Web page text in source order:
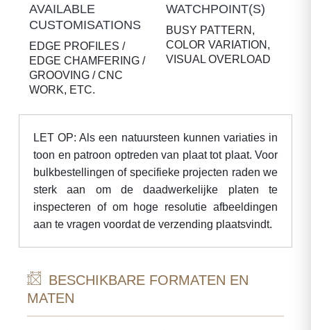
AVAILABLE
CUSTOMISATIONS
EDGE PROFILES /
EDGE CHAMFERING /
GROOVING / CNC
WORK, ETC.
WATCHPOINT(S)
BUSY PATTERN,
COLOR VARIATION,
VISUAL OVERLOAD
LET OP: Als een natuursteen kunnen variaties in
toon en patroon optreden van plaat tot plaat. Voor
bulkbestellingen of specifieke projecten raden we
sterk aan om de daadwerkelijke platen te
inspecteren of om hoge resolutie afbeeldingen
aan te vragen voordat de verzending plaatsvindt.
BESCHIKBARE FORMATEN EN
MATEN